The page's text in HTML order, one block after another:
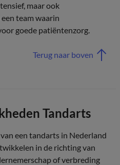
maar ook
team waarin
goede patiëntenzorg.
Terug naar boven
Tandarts
een tandarts in Nederland
in de richting van
of verbreding